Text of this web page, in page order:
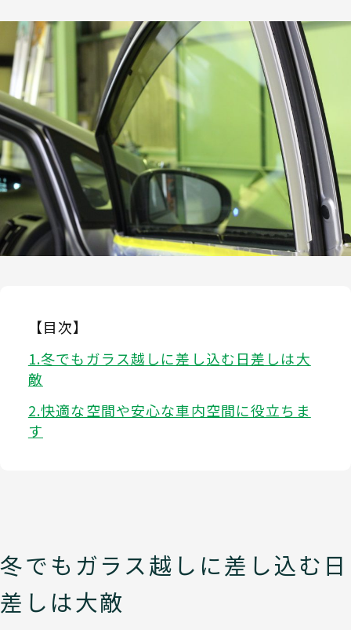
【目次】
冬でもガラス越しに差し込む日差しは大
敵
快適な空間や安心な車内空間に役立ちま
す
冬でもガラス越しに差し込む日
差しは大敵